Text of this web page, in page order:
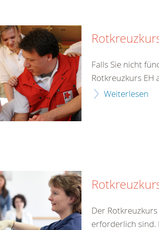
Falls Sie nicht
Rotkreuzkurs EH
Weiterlesen
Der
erforderlich sind.